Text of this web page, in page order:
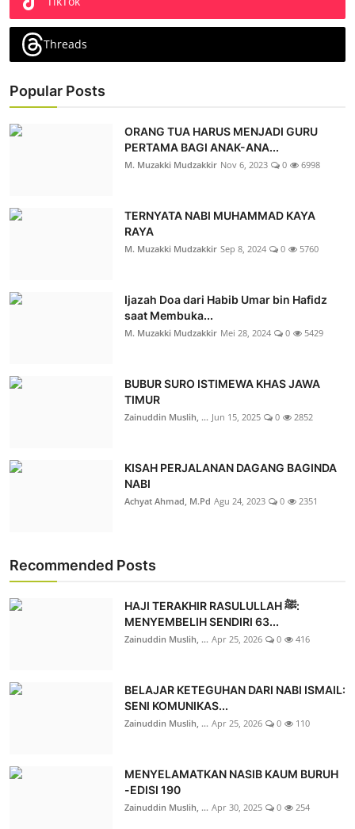
Threads
Popular Posts
ORANG TUA HARUS MENJADI GURU
PERTAMA BAGI ANAK-ANA...
M. Muzakki Mudzakkir Nov 6, 2023 0 6998
TERNYATA NABI MUHAMMAD KAYA
RAYA
M. Muzakki Mudzakkir Sep 8, 2024 0 5760
Ijazah Doa dari Habib Umar bin Hafidz
saat Membuka...
M. Muzakki Mudzakkir Mei 28, 2024 0 5429
BUBUR SURO ISTIMEWA KHAS JAWA
TIMUR
Zainuddin Muslih, ... Jun 15, 2025 0 2852
KISAH PERJALANAN DAGANG BAGINDA
NABI
Achyat Ahmad, M.Pd Agu 24, 2023 0 2351
Recommended Posts
HAJI TERAKHIR RASULULLAH ﷺ:
MENYEMBELIH SENDIRI 63...
Zainuddin Muslih, ... Apr 25, 2026 0 416
BELAJAR KETEGUHAN DARI NABI ISMAIL:
SENI KOMUNIKAS...
Zainuddin Muslih, ... Apr 25, 2026 0 110
MENYELAMATKAN NASIB KAUM BURUH
-EDISI 190
Zainuddin Muslih, ... Apr 30, 2025 0 254